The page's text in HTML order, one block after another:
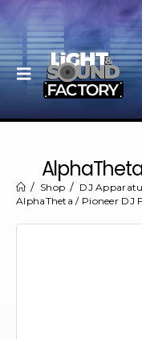
Shop DJ
AlphaTheta / Pioneer DJ